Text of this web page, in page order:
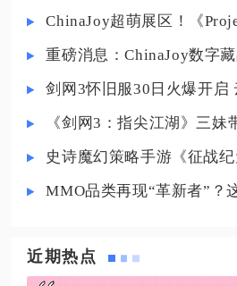
时机导致机
上拉开，露
间内自带基
近期热点